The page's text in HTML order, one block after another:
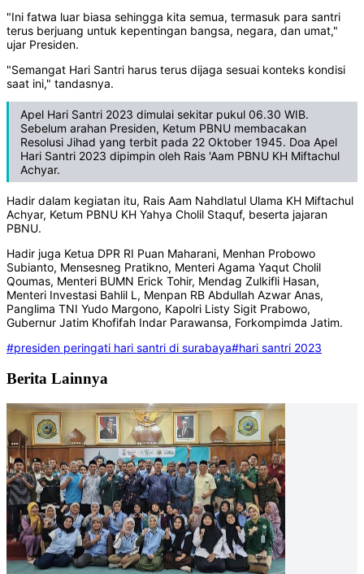
"Ini fatwa luar biasa sehingga kita semua, termasuk para santri
terus berjuang untuk kepentingan bangsa, negara, dan umat,"
ujar Presiden.
"Semangat Hari Santri harus terus dijaga sesuai konteks kondisi
saat ini," tandasnya.
Apel Hari Santri 2023 dimulai sekitar pukul 06.30 WIB.
Sebelum arahan Presiden, Ketum PBNU membacakan
Resolusi Jihad yang terbit pada 22 Oktober 1945. Doa Apel
Hari Santri 2023 dipimpin oleh Rais 'Aam PBNU KH Miftachul
Achyar.
Hadir dalam kegiatan itu, Rais Aam Nahdlatul Ulama KH Miftachul
Achyar, Ketum PBNU KH Yahya Cholil Staquf, beserta jajaran
PBNU.
Hadir juga Ketua DPR RI Puan Maharani, Menhan Probowo
Subianto, Mensesneg Pratikno, Menteri Agama Yaqut Cholil
Qoumas, Menteri BUMN Erick Tohir, Mendag Zulkifli Hasan,
Menteri Investasi Bahlil L, Menpan RB Abdullah Azwar Anas,
Panglima TNI Yudo Margono, Kapolri Listy Sigit Prabowo,
Gubernur Jatim Khofifah Indar Parawansa, Forkompimda Jatim.
#presiden peringati hari santri di surabaya#hari santri 2023
Berita Lainnya